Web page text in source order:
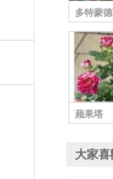
多特蒙
蘋果塔
大家喜